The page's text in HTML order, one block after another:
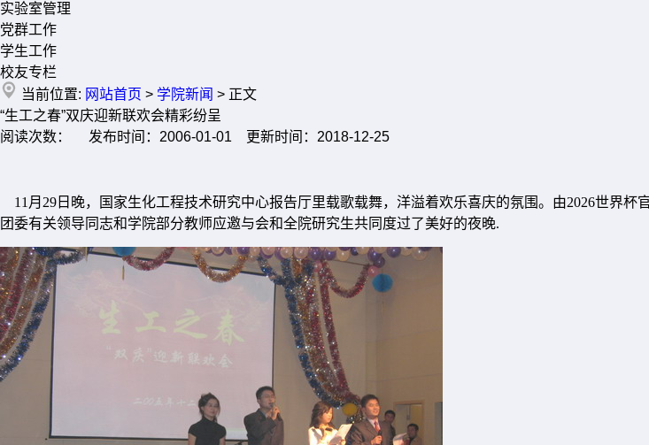
实验室管理
党群工作
学生工作
校友专栏
当前位置: 网站首页 > 学院新闻 > 正文
“生工之春”双庆迎新联欢会精彩纷呈
阅读次数： 发布时间：2006-01-01 更新时间：2018-12-25
11月29日晚，国家生化工程技术研究中心报告厅里载歌载舞，洋溢着欢乐喜庆的氛围。由2026世界
团委有关领导同志和学院部分教师应邀与会和全院研究生共同度过了美好的夜晚.